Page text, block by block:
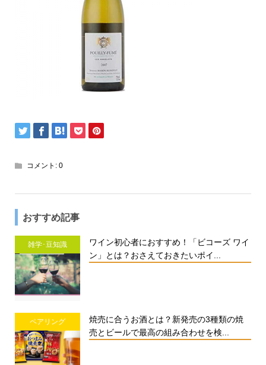
コメント: 0
おすすめ記事
雑学･豆知識
ワイン初心者におすすめ！「ビコーズ ワイ
ン」とは？おさえておきたいポイ...
ペアリング
焼売に合うお酒とは？新発売の3種類の焼
売とビールで最高の組み合わせを検...